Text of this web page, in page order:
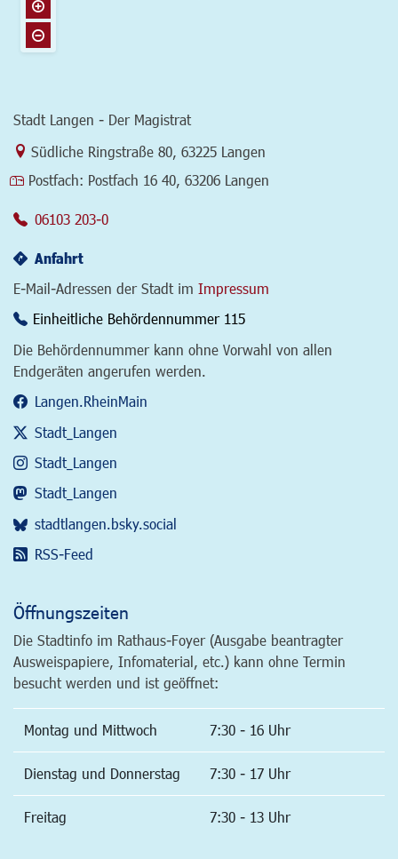
Stadt Langen - Der Magistrat
Link zur Google-Maps Navigation
Südliche Ringstraße 80 63225 Langen
Postfach: Postfach 16 40, 63206 Langen
06103 203-0
Anfahrt
E-Mail-Adressen der Stadt im Impressum
Einheitliche Behördennummer 115
Die Behördennummer kann ohne Vorwahl von allen
Endgeräten angerufen werden.
Langen.RheinMain
Stadt_Langen
Stadt_Langen
Stadt_Langen
stadtlangen.bsky.social
RSS-Feed
Öffnungszeiten
Die Stadtinfo im Rathaus-Foyer (Ausgabe beantragter
Ausweispapiere, Infomaterial, etc.) kann ohne Termin
besucht werden und ist geöffnet:
Montag und Mittwoch 7:30 - 16 Uhr
Dienstag und Donnerstag 7:30 - 17 Uhr
Freitag 7:30 - 13 Uhr